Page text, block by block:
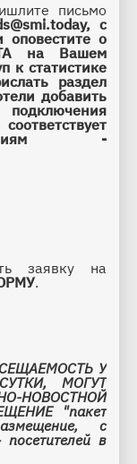
письмо
, с
о
на Вашем
к статистике
раздел
добавить
заявку на
.
У
МОГУТ
НОВОСТНОЙ
"пакет
с
в